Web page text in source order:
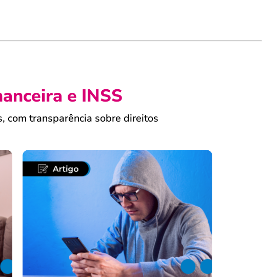
e INSS
com transparência sobre direitos